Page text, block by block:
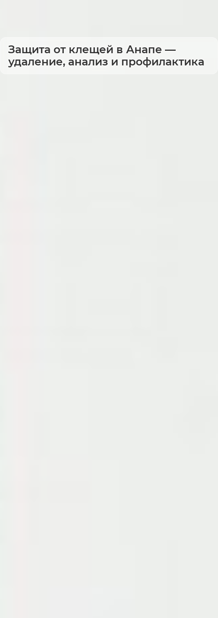
Защита от клещей в Анапе —
удаление, анализ и профилактика